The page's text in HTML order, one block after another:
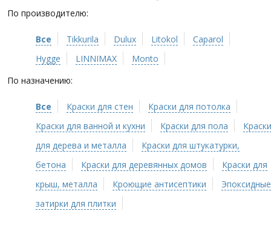
По производителю:
Все Tikkurila Dulux Litokol
Caparol
Hygge
LINNIMAX
Monto
По назначению:
Все Краски для стен
Краски для потолка
Краски для ванной и кухни
Краски для пола
Краски
для дерева и металла
Краски для штукатурки,
бетона
Краски для деревянных домов
Краски для
крыш, металла
Кроющие антисептики
Эпоксидные
затирки для плитки